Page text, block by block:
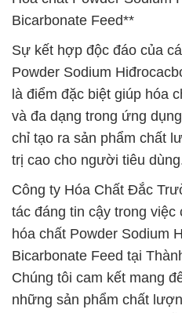
Bicarbonate Feed**
Sự kết hợp độc đáo của
Powder Sodium
là điểm đặc biệt giúp hóa
và đa dạng trong ứng
chỉ tạo ra sản phẩm chất
trị cao cho người tiêu
Công ty Hóa Chất Đắc
tác đáng tin cậy trong việc
hóa chất Powder Sodium
Bicarbonate Feed tại
Chúng tôi cam kết mang
những sản phẩm chất